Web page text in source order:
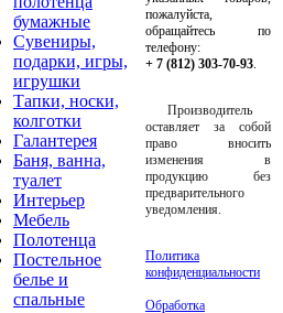
бумажные
Сувениры,
подарки, игры,
игрушки
Тапки, носки,
колготки
Галантерея
Баня, ванна,
туалет
Интерьер
Мебель
Полотенца
Постельное
белье и
спальные
пожалуйста,
обращайтесь по
телефону:
+ 7 (812) 303-70-93
Производитель
оставляет за собой
право вносить
изменения в
продукцию без
предварительного
уведомления.
Политика
конфиденциальности
Обработка